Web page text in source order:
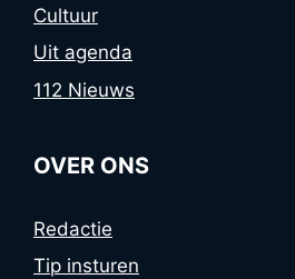
Cultuur
Uit agenda
112 Nieuws
OVER ONS
Redactie
Tip insturen